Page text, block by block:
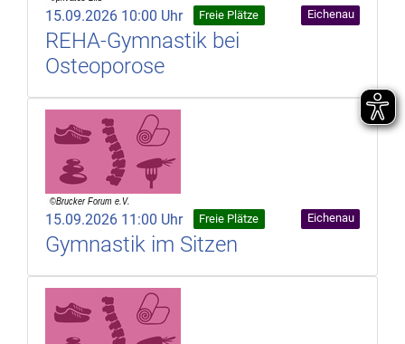
15.09.2026 10:00 Uhr Freie Plätze Eichenau
REHA-Gymnastik bei
Osteoporose
15.09.2026 11:00 Uhr Freie Plätze Eichenau
Gymnastik im Sitzen